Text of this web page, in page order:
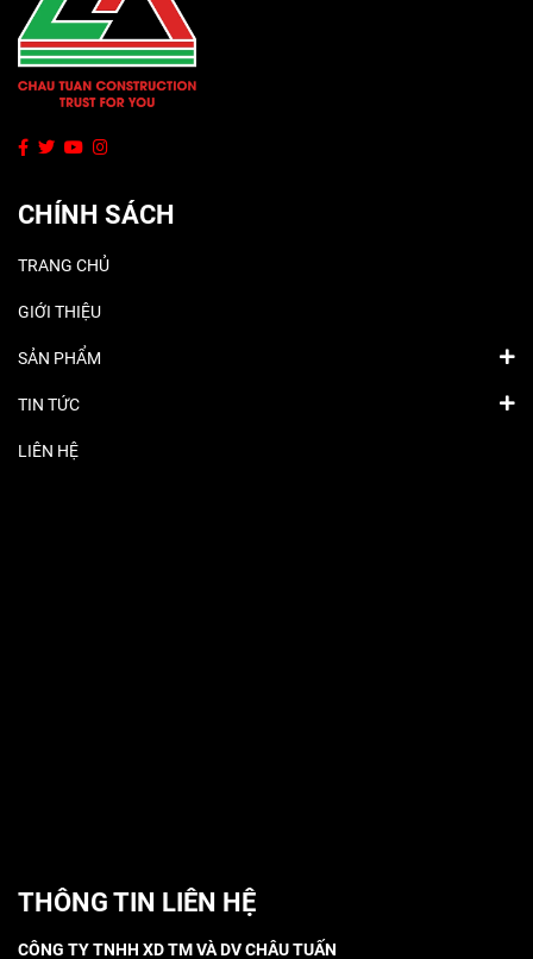
CHÍNH SÁCH
TRANG CHỦ
GIỚI THIỆU
SẢN PHẨM
TIN TỨC
LIÊN HỆ
THÔNG TIN LIÊN HỆ
CÔNG TY TNHH XD TM VÀ DV CHÂU TUẤN